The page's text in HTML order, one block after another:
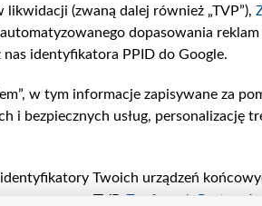
(zwaną dalej również „TVP”),
dopasowania
identyfikatora PPID do Google.
w tym informacje zapisywane za
bezpiecznych usług, personalizację
Twoich urządzeń
przez TVP, Zaufanych